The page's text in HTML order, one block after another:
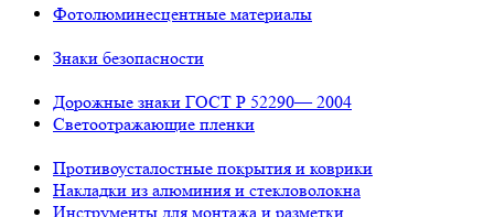
Фотолюминесцентные материалы
Знаки безопасности
Дорожные знаки ГОСТ Р 52290— 2004
Светоотражающие пленки
Противоусталостные покрытия и коврики
Накладки из алюминия и стекловолокна
Инструменты для монтажа и разметки